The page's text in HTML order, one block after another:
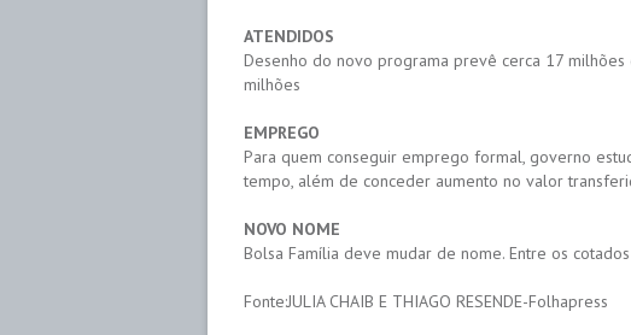
ATENDIDOS
Desenho do novo programa prevê cerca 17
milhões
EMPREGO
Para quem conseguir emprego formal, governo
tempo, além de conceder aumento no valor
NOVO NOME
Bolsa Família deve mudar de nome. Entre os
Fonte:JULIA CHAIB E THIAGO RESENDE-Folhapress